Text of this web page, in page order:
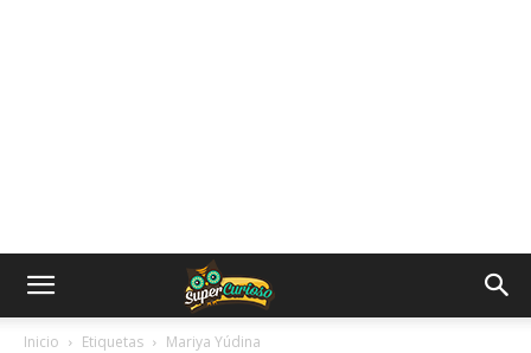
Inicio Etiquetas Mariya Yúdina